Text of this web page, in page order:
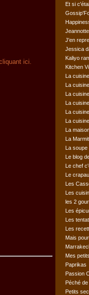
ici.
Et si
J'en
Jessica
Kaliyo
Kitchen
La
La
La
La
La
La
La
La
La soupe
Le blog
Le chef
Le
Les
Les
les 2
Les
Les
Les
Mais
Mes
Paprikas
Passion
Péché
Petits